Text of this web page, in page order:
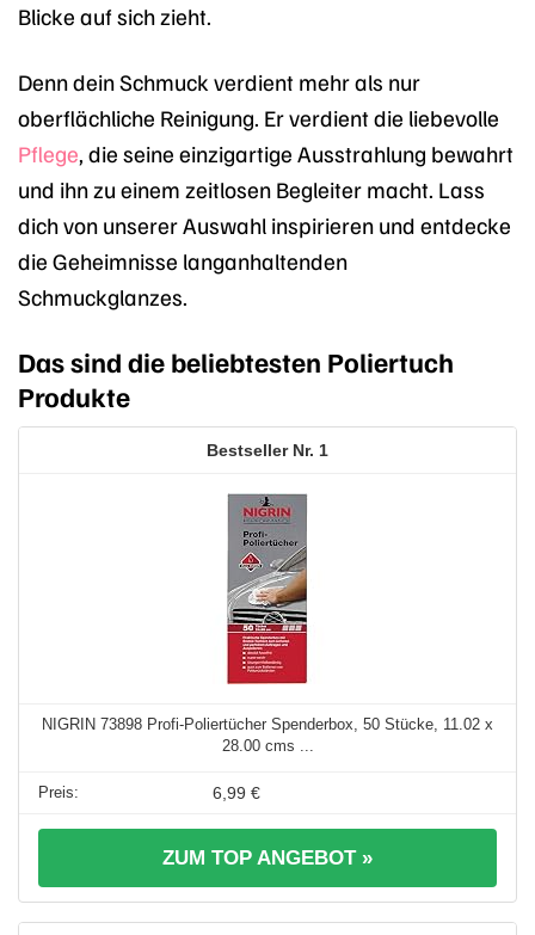
Blicke auf sich zieht.
Denn dein Schmuck verdient mehr als nur
oberflächliche Reinigung. Er verdient die liebevolle
Pflege, die seine einzigartige Ausstrahlung bewahrt
und ihn zu einem zeitlosen Begleiter macht. Lass
dich von unserer Auswahl inspirieren und entdecke
die Geheimnisse langanhaltenden
Schmuckglanzes.
Das sind die beliebtesten Poliertuch
Produkte
1
NIGRIN 73898 Profi-Poliertücher Spenderbox, 50 Stücke, 11.02 x
28.00 cms ...
6,99 €
ZUM TOP ANGEBOT »